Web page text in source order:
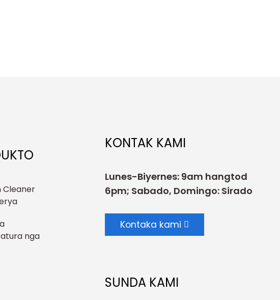
Cleaner
nga
KONTAK KAMI
Lunes-Biyernes: 9am hangtod
6pm; Sabado, Domingo: Sirado
Kontaka kami
SUNDA KAMI